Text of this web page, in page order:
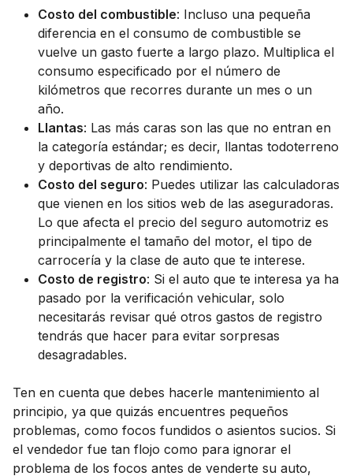
Costo del combustible: Incluso una pequeña
diferencia en el consumo de combustible se
vuelve un gasto fuerte a largo plazo. Multiplica el
consumo especificado por el número de
kilómetros que recorres durante un mes o un
año.
Llantas: Las más caras son las que no entran en
la categoría estándar; es decir, llantas todoterreno
y deportivas de alto rendimiento.
Costo del seguro: Puedes utilizar las calculadoras
que vienen en los sitios web de las aseguradoras.
Lo que afecta el precio del seguro automotriz es
principalmente el tamaño del motor, el tipo de
carrocería y la clase de auto que te interese.
Costo de registro: Si el auto que te interesa ya ha
pasado por la verificación vehicular, solo
necesitarás revisar qué otros gastos de registro
tendrás que hacer para evitar sorpresas
desagradables.
Ten en cuenta que debes hacerle mantenimiento al
principio, ya que quizás encuentres pequeños
problemas, como focos fundidos o asientos sucios. Si
el vendedor fue tan flojo como para ignorar el
problema de los focos antes de venderte su auto,